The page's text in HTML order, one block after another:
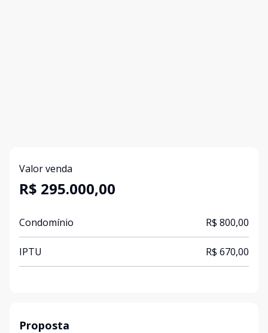
Valor venda
R$ 295.000,00
Condomínio R$ 800,00
IPTU R$ 670,00
Proposta